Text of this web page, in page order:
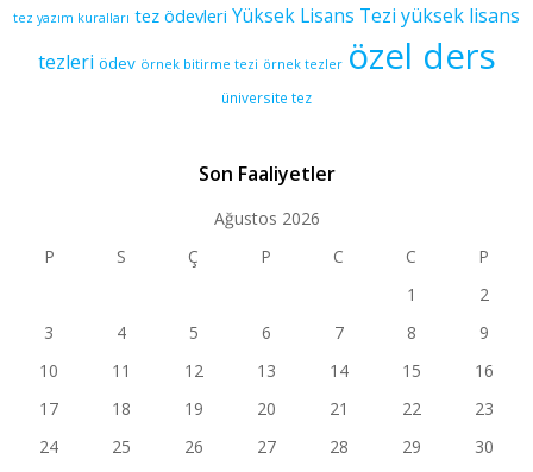
tez yazım kuralları tez ödevleri Yüksek Lisans Tezi yüksek lisans
tezleri ödev örnek bitirme tezi örnek tezler özel ders
üniversite tez
Son Faaliyetler
Ağustos 2026
P
S Ç P C C
P
1
2
3
4 5 6 7 8
9
10
11 12 13 14 15
16
17
18 19 20 21 22
23
24
25 26 27 28 29 30